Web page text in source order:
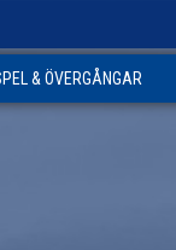
& ÖVERGÅNGAR